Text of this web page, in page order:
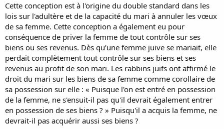
Cette conception est à l'origine du double standard dans les
lois sur l'adultère et de la capacité du mari à annuler les vœux
de sa femme. Cette conception a également eu pour
conséquence de priver la femme de tout contrôle sur ses
biens ou ses revenus. Dès qu’une femme juive se mariait, elle
perdait complètement tout contrôle sur ses biens et ses
revenus au profit de son mari. Les rabbins juifs ont affirmé le
droit du mari sur les biens de sa femme comme corollaire de
sa possession sur elle : « Puisque l'on est entré en possession
de la femme, ne s'ensuit-il pas qu'il devrait également entrer
en possession de ses biens ? » Puisqu'il a acquis la femme, ne
devrait-il pas acquérir aussi ses biens ?